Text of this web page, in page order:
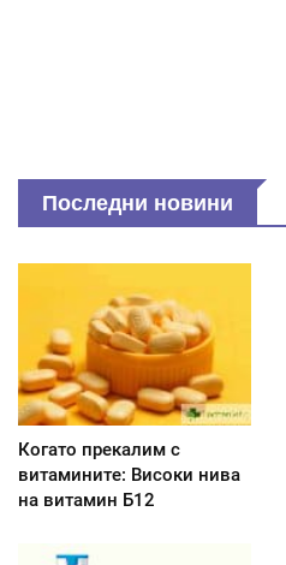
Последни новини
Когато прекалим с
витамините: Високи нива
на витамин Б12